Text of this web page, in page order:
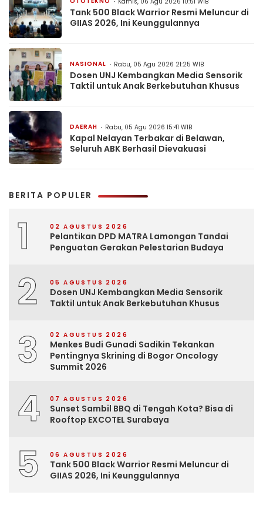
Tank 500 Black Warrior Resmi Meluncur di
GIIAS 2026, Ini Keunggulannya
NASIONAL Rabu, 05 Agu 2026 21:25 WIB
Dosen UNJ Kembangkan Media Sensorik
Taktil untuk Anak Berkebutuhan Khusus
DAERAH Rabu, 05 Agu 2026 15:41 WIB
Kapal Nelayan Terbakar di Belawan,
Seluruh ABK Berhasil Dievakuasi
BERITA POPULER
1 02 AGUSTUS 2026
Pelantikan DPD MATRA Lamongan Tandai
Penguatan Gerakan Pelestarian Budaya
2 05 AGUSTUS 2026
Dosen UNJ Kembangkan Media Sensorik
Taktil untuk Anak Berkebutuhan Khusus
3 02 AGUSTUS 2026
Menkes Budi Gunadi Sadikin Tekankan
Pentingnya Skrining di Bogor Oncology
Summit 2026
4 07 AGUSTUS 2026
Sunset Sambil BBQ di Tengah Kota? Bisa di
Rooftop EXCOTEL Surabaya
5 06 AGUSTUS 2026
Tank 500 Black Warrior Resmi Meluncur di
GIIAS 2026, Ini Keunggulannya